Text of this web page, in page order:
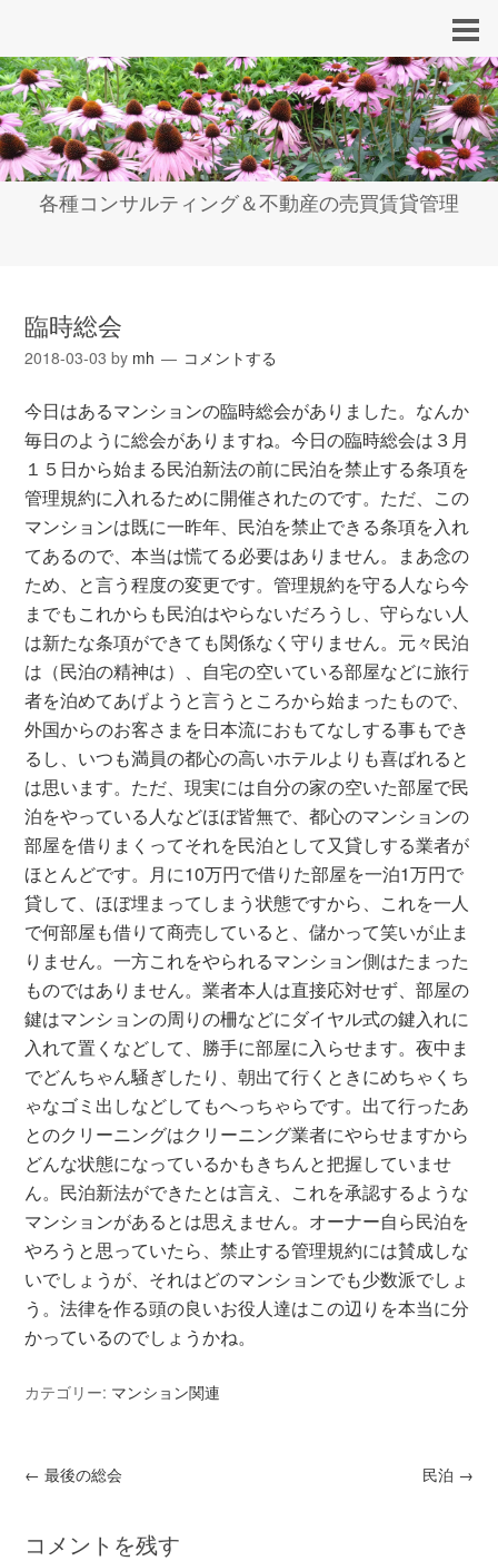
各種コンサルティング＆不動産の売買賃貸管理
臨時総会
2018-03-03 by mh コメントする
今日はあるマンションの臨時総会がありました。なんか
毎日のように総会がありますね。今日の臨時総会は３月
１５日から始まる民泊新法の前に民泊を禁止する条項を
管理規約に入れるために開催されたのです。ただ、この
マンションは既に一昨年、民泊を禁止できる条項を入れ
てあるので、本当は慌てる必要はありません。まあ念の
ため、と言う程度の変更です。管理規約を守る人なら今
までもこれからも民泊はやらないだろうし、守らない人
は新たな条項ができても関係なく守りません。元々民泊
は（民泊の精神は）、自宅の空いている部屋などに旅行
者を泊めてあげようと言うところから始まったもので、
外国からのお客さまを日本流におもてなしする事もでき
るし、いつも満員の都心の高いホテルよりも喜ばれると
は思います。ただ、現実には自分の家の空いた部屋で民
泊をやっている人などほぼ皆無で、都心のマンションの
部屋を借りまくってそれを民泊として又貸しする業者が
ほとんどです。月に10万円で借りた部屋を一泊1万円で
貸して、ほぼ埋まってしまう状態ですから、これを一人
で何部屋も借りて商売していると、儲かって笑いが止ま
りません。一方これをやられるマンション側はたまった
ものではありません。業者本人は直接応対せず、部屋の
鍵はマンションの周りの柵などにダイヤル式の鍵入れに
入れて置くなどして、勝手に部屋に入らせます。夜中ま
でどんちゃん騒ぎしたり、朝出て行くときにめちゃくち
ゃなゴミ出しなどしてもへっちゃらです。出て行ったあ
とのクリーニングはクリーニング業者にやらせますから
どんな状態になっているかもきちんと把握していませ
ん。民泊新法ができたとは言え、これを承認するような
マンションがあるとは思えません。オーナー自ら民泊を
やろうと思っていたら、禁止する管理規約には賛成しな
いでしょうが、それはどのマンションでも少数派でしょ
う。法律を作る頭の良いお役人達はこの辺りを本当に分
かっているのでしょうかね。
カテゴリー: マンション関連
← 最後の総会 民泊 →
コメントを残す